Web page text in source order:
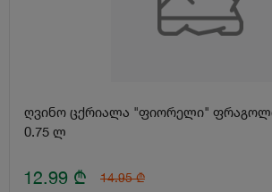
ღვინო ცქრიალა "ფიორელი"
0.75 ლ
12.99 ₾ 14.95 ₾